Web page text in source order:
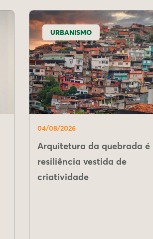
URBANISMO
04/08/2026
Arquitetura da quebrada é
resiliência vestida de
criatividade